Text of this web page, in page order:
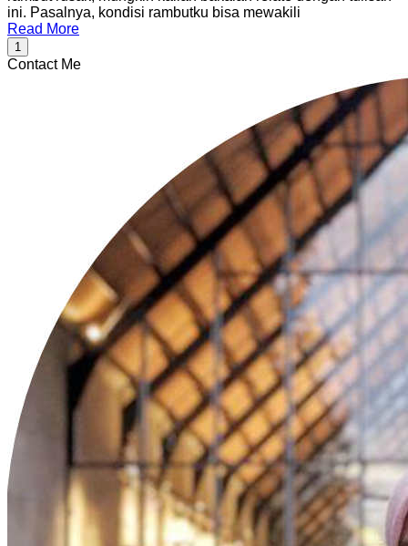
ini. Pasalnya, kondisi rambutku bisa mewakili
Read More
1
Contact Me